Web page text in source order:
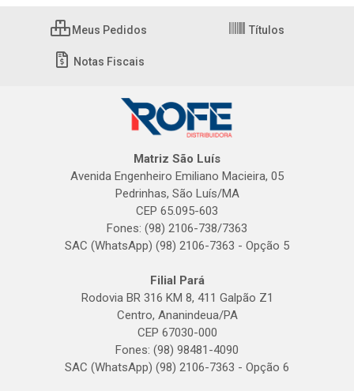
Meus Pedidos Títulos
Notas Fiscais
Matriz São Luís
Avenida Engenheiro Emiliano Macieira, 05
Pedrinhas, São Luís/MA
CEP 65.095-603
Fones: (98) 2106-738/7363
SAC (WhatsApp) (98) 2106-7363 - Opção 5
Filial Pará
Rodovia BR 316 KM 8, 411 Galpão Z1
Centro, Ananindeua/PA
CEP 67030-000
Fones: (98) 98481-4090
SAC (WhatsApp) (98) 2106-7363 - Opção 6